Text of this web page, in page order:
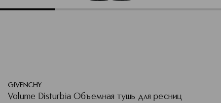
GIVENCHY
Volume Disturbia Объемная тушь для ресниц